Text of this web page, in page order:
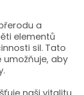
a
elementů
sil. Tato
umožňuje, aby